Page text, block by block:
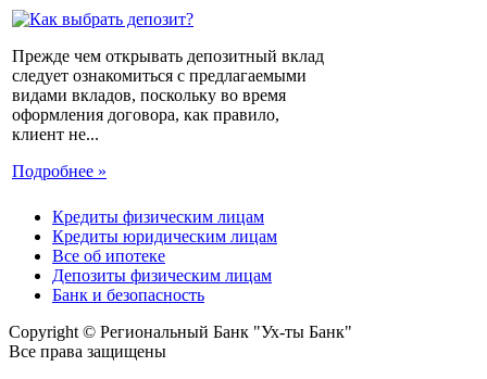
Прежде чем открывать депозитный вклад
следует ознакомиться с предлагаемыми
видами вкладов, поскольку во время
оформления договора, как правило,
клиент не...
Подробнее »
Кредиты физическим лицам
Кредиты юридическим лицам
Все об ипотеке
Депозиты физическим лицам
Банк и безопасность
Copyright © Региональный Банк "Ух-ты Банк"
Все права защищены